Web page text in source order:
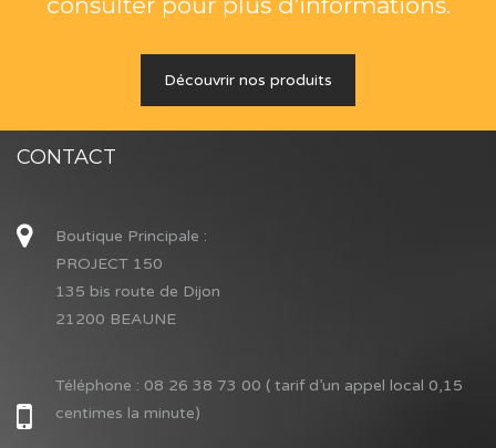
Découvrir nos produits
CONTACT
Boutique Principale :
PROJECT 150
135 bis route de Dijon
21200 BEAUNE
Téléphone : 08 26 38 73 00 ( tarif d’un appel local 0,15
centimes la minute)